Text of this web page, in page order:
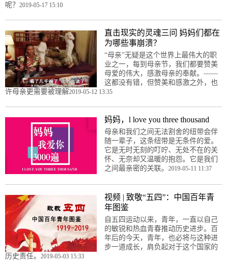
呢？ 2019-05-17 15:10
直击现实的灵魂三问 妈妈们都在
为哪些事崩溃？
“母亲”无疑是这个世界上最伟大的职
业之一，每到母亲节，我们都要赞美
母爱的伟大，感激母亲的奉献。——
这都没有错，但赞美和感激之外，也
许母亲更需要被理解2019-05-12 13:35
妈妈，l love you three thousand
母亲和我们之间无法割舍的纽带会伴
随一辈子，这条纽带是无条件的爱。
它是无时无刻的叮咛、无处不在的关
怀、无奈却又温暖的抱怨。它是我们
之间最亲密的关联。 2019-05-11 11:37
视频 | 致敬“五四”：中国百年青
年图鉴
自五四运动以来，青年，一直以自己
的敏锐和热血青春推动历史进步。百
年后的今天，青年，也必将与这种进
步一道成长，肩负起对于这个国家的
历史责任。 2019-05-03 15:33